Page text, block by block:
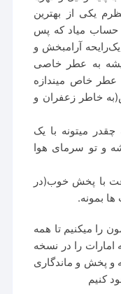
یکی از بهترین
حساب میاد که پس
آرامبخش و
به عطر خاصی
خاص میندازه
خاطر زعفران و
میتونه با یک
و تو سرمای هوا
پوست حدود ۲-۳ ساعت با پخش خوب(در
بمونه.
را میکنیم تا همه
را در نسخه
و پخش و ماندگاری
کنیم